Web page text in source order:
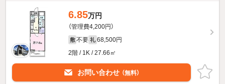
6.85万円
（管理費4,200円）
敷 不要 礼 68,500円
2階 / 1K / 27.66㎡
お問い合わせ （無料）